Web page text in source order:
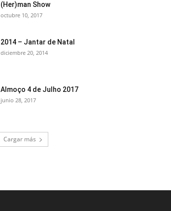
(Her)man Show
octubre 10, 2017
2014 – Jantar de Natal
diciembre 20, 2014
Almoço 4 de Julho 2017
junio 28, 2017
Cargar más